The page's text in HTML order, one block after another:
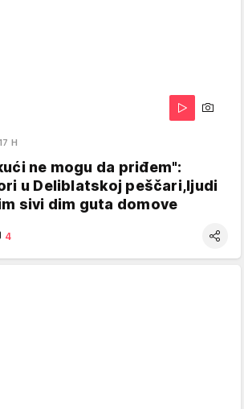
H
ne mogu da priđem":
u Deliblatskoj peščari,ljudi
sivi dim guta domove
4